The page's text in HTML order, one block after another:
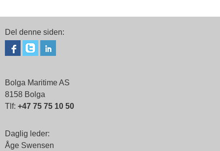
Del denne siden:
Bolga Maritime AS
8158 Bolga
Tlf: +47 75 75 10 50
Daglig leder:
Åge Swensen